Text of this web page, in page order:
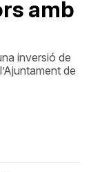
amb
inversió de
de